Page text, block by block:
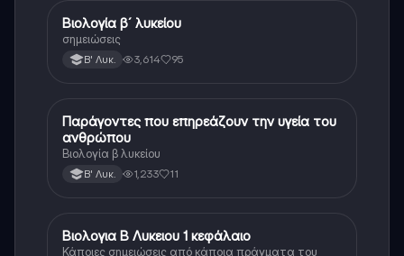
Βιολογία
Βιολογία β´ λυκείου
σημειώσεις
Β' Λυκ. 3,614 95
Βιολογία
Παράγοντες που επηρεάζουν την υγεία του
ανθρώπου
Βιολογία β λυκείου
Β' Λυκ. 1,233 11
Βιολογία
Βιολογια Β Λυκειου 1 κεφάλαιο
Κάποιες σημειώσεις από κάποια πράγματα του